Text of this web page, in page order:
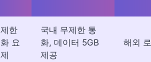
한
요
국내 무제한 통
화, 데이터 5GB
제공
해외